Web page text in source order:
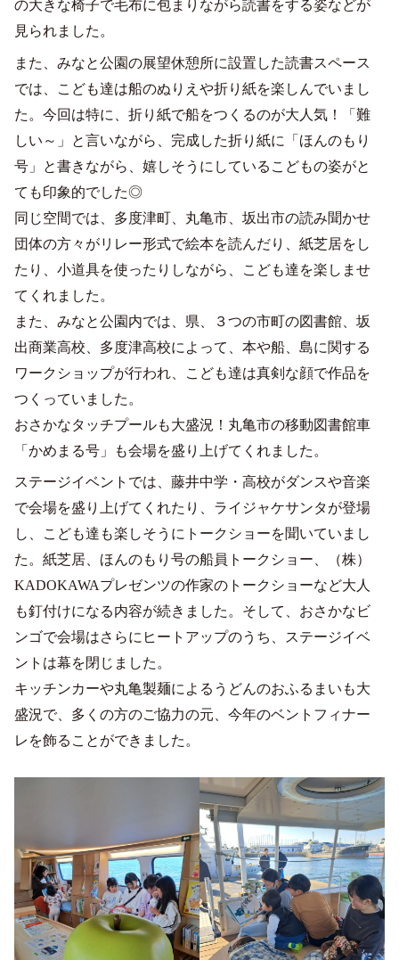
の大きな椅子で毛布に包まりながら読書をする姿などが
見られました。
また、みなと公園の展望休憩所に設置した読書スペース
では、こども達は船のぬりえや折り紙を楽しんでいまし
た。今回は特に、折り紙で船をつくるのが大人気！「難
しい～」と言いながら、完成した折り紙に「ほんのもり
号」と書きながら、嬉しそうにしているこどもの姿がと
ても印象的でした◎
同じ空間では、多度津町、丸亀市、坂出市の読み聞かせ
団体の方々がリレー形式で絵本を読んだり、紙芝居をし
たり、小道具を使ったりしながら、こども達を楽しませ
てくれました。
また、みなと公園内では、県、３つの市町の図書館、坂
出商業高校、多度津高校によって、本や船、島に関する
ワークショップが行われ、こども達は真剣な顔で作品を
つくっていました。
おさかなタッチプールも大盛況！丸亀市の移動図書館車
「かめまる号」も会場を盛り上げてくれました。
ステージイベントでは、藤井中学・高校がダンスや音楽
で会場を盛り上げてくれたり、ライジャケサンタが登場
し、こども達も楽しそうにトークショーを聞いていまし
た。紙芝居、ほんのもり号の船員トークショー、（株）
KADOKAWAプレゼンツの作家のトークショーなど大人
も釘付けになる内容が続きました。そして、おさかなビ
ンゴで会場はさらにヒートアップのうち、ステージイベ
ントは幕を閉じました。
キッチンカーや丸亀製麺によるうどんのおふるまいも大
盛況で、多くの方のご協力の元、今年のベントフィナー
レを飾ることができました。